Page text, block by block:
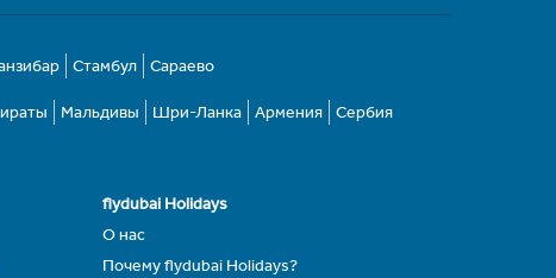
Стамбул Сараево
Мальдивы Шри-Ланка Армения Сербия
flydubai Holidays
О нас
Почему flydubai Holidays?